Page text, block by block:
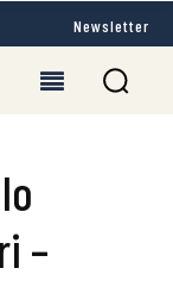
Newsletter
–